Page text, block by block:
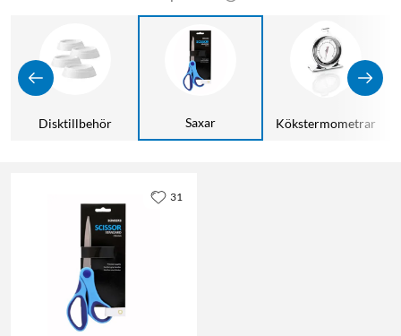
Disktillbehör Saxar Kökstermometrar
31